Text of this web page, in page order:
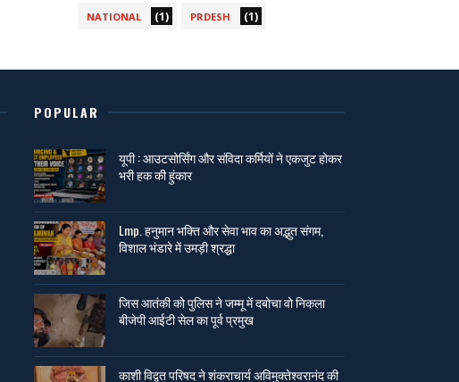
NATIONAL (1) PRDESH (1)
POPULAR
यूपी : आउटसोर्सिंग और संविदा कर्मियों ने एकजुट होकर
भरी हक की हुंकार
Lmp. हनुमान भक्ति और सेवा भाव का अद्भुत संगम,
विशाल भंडारे में उमड़ी श्रद्धा
जिस आतंकी को पुलिस ने जम्मू में दबोचा वो निकला
बीजेपी आईटी सेल का पूर्व प्रमुख
काशी विद्वत परिषद ने शंकराचार्य अविमुक्तेश्वरानंद की